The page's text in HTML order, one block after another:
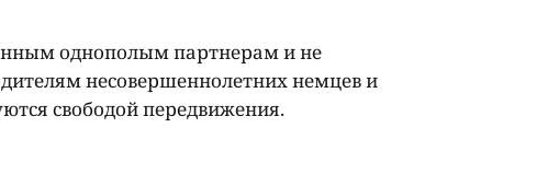
однополым партнерам и не
несовершеннолетних немцев и
свободой передвижения.